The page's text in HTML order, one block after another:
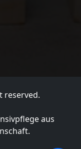
reserved.
aus